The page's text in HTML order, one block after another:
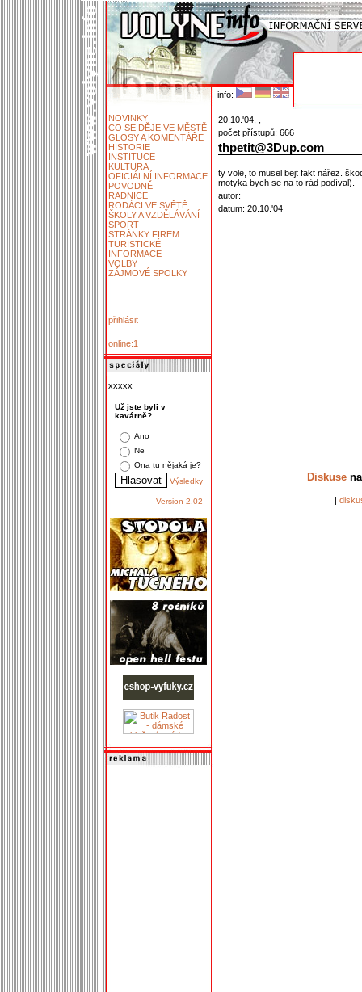
info:
NOVINKY
CO SE DĚJE VE MĚSTĚ
GLOSY A KOMENTÁŘE
HISTORIE
INSTITUCE
KULTURA
OFICIÁLNÍ INFORMACE
POVODNĚ
RADNICE
RODÁCI VE SVĚTĚ
ŠKOLY A VZDĚLÁVÁNÍ
SPORT
STRÁNKY FIREM
TURISTICKÉ
INFORMACE
VOLBY
ZÁJMOVÉ SPOLKY
přihlásit
online:1
xxxxx
Už jste byli v
kavárně?
Ano
Ne
Ona tu nějaká je?
Výsledky
Version 2.02
20.10.'04, ,
počet přístupů: 666
thpetit@3Dup.com
ty vole, to musel bejt fakt nářez.
motyka bych se na to rád podíval).
autor:
datum: 20.10.'04
Diskusena
|